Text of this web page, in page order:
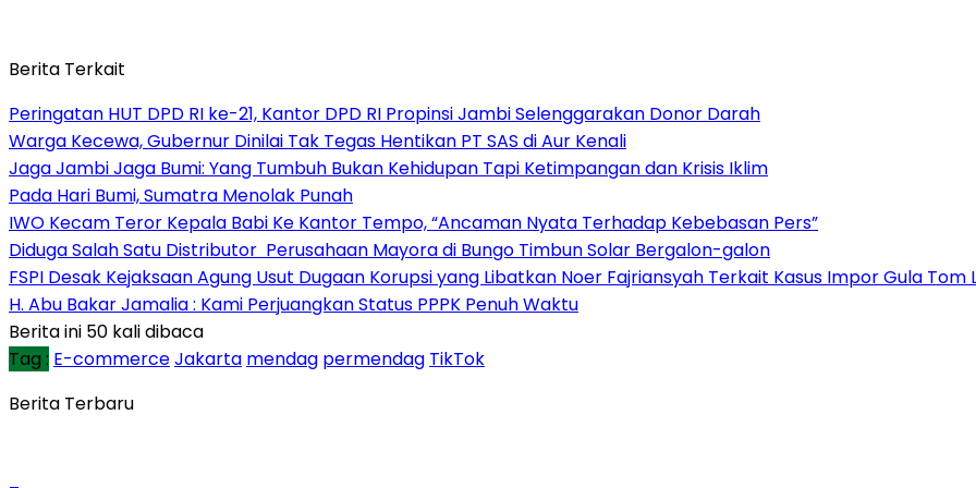
Berita Terkait
Peringatan HUT DPD RI ke-21, Kantor DPD RI Propinsi Jambi Selenggarakan Donor Darah
Warga Kecewa, Gubernur Dinilai Tak Tegas Hentikan PT SAS di Aur Kenali
Jaga Jambi Jaga Bumi: Yang Tumbuh Bukan Kehidupan Tapi Ketimpangan dan Krisis Iklim
Pada Hari Bumi, Sumatra Menolak Punah
IWO Kecam Teror Kepala Babi Ke Kantor Tempo, “Ancaman Nyata Terhadap Kebebasan Pers”
Diduga Salah Satu Distributor Perusahaan Mayora di Bungo Timbun Solar Bergalon-galon
FSPI Desak Kejaksaan Agung Usut Dugaan Korupsi yang Libatkan Noer Fajriansyah Terkait Kasus Impor Gula Tom
H. Abu Bakar Jamalia : Kami Perjuangkan Status PPPK Penuh Waktu
Berita ini 50 kali dibaca
Tag : E-commerceJakarta mendag permendag TikTok
Berita Terbaru